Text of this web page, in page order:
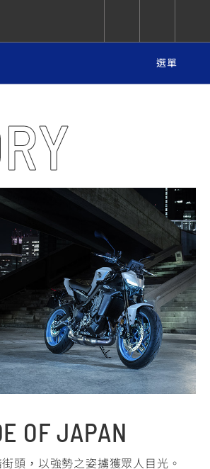
依排氣量
Naked
MT-
09
Y-
AMT
550+
09
550+
MT-
07
Y-
AMT
550+
MT-
07
550+
MT-
MT-
700
550+
XSR
155
150
FZ-X
150
依排氣量
Fashion
XR
150
2.0
NEO
Limi
125
Vinoora
125
PW50
50
Z /
Zii
125
JOG
125
kw
車
選單
OF JAPAN
頭，以強勢之姿擄獲眾人目光。